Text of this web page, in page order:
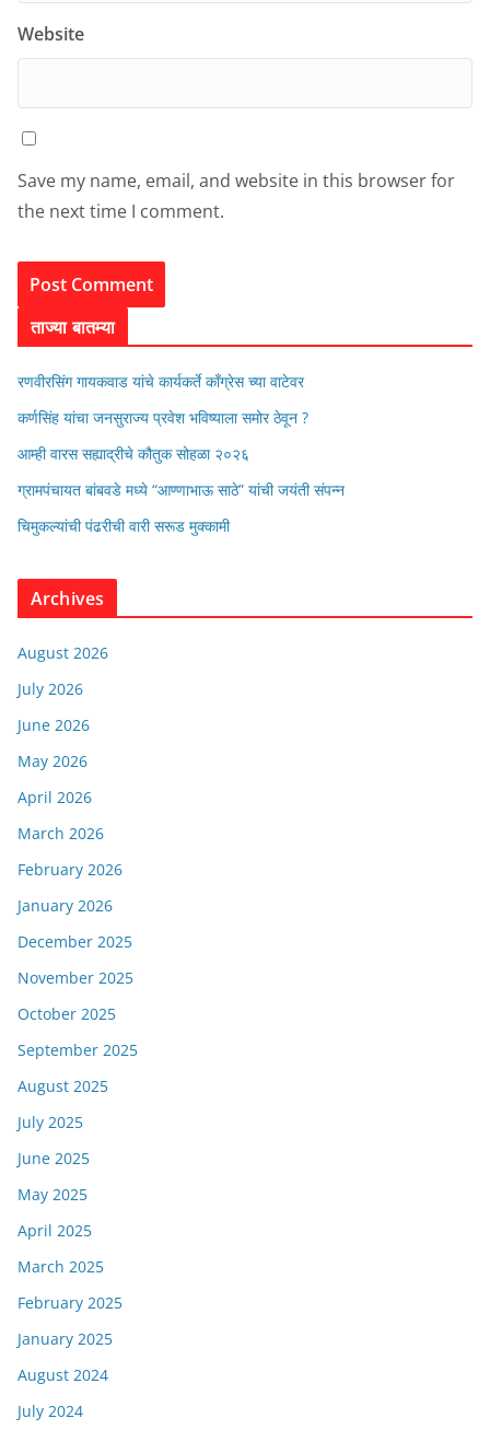
Website
Save my name, email, and website in this browser for
the next time I comment.
ताज्या बातम्या
रणवीरसिंग गायकवाड यांचे कार्यकर्ते कॉंग्रेस च्या वाटेवर
कर्णसिंह यांचा जनसुराज्य प्रवेश भविष्याला समोर ठेवून ?
आम्ही वारस सह्याद्रीचे कौतुक सोहळा २०२६
ग्रामपंचायत बांबवडे मध्ये “आण्णाभाऊ साठे” यांची जयंती संपन्न
चिमुकल्यांची पंढरीची वारी सरूड मुक्कामी
Archives
August 2026
July 2026
June 2026
May 2026
April 2026
March 2026
February 2026
January 2026
December 2025
November 2025
October 2025
September 2025
August 2025
July 2025
June 2025
May 2025
April 2025
March 2025
February 2025
January 2025
August 2024
July 2024